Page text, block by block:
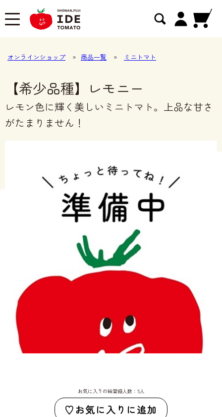
オンラインショップ » 商品一覧 » ミニトマト
【希少品種】レモニー
レモン色に輝く美しいミニトマト。上品な甘さ
がたまりません！
お気に入りの総登録人数：5人
お気に入りに追加